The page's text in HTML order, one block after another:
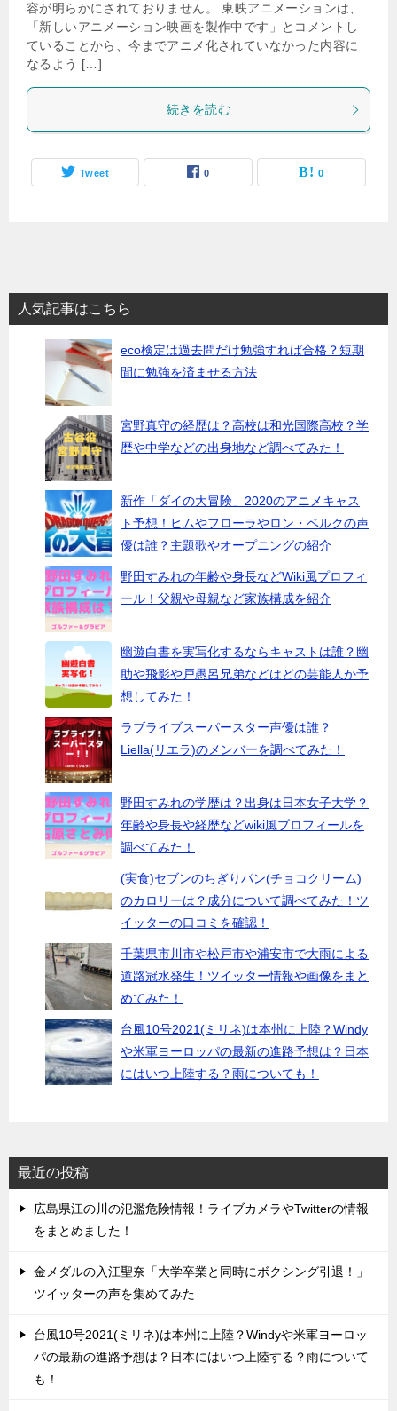
容が明らかにされておりません。 東映アニメーションは、
「新しいアニメーション映画を製作中です」とコメントし
ていることから、今までアニメ化されていなかった内容に
なるよう […]
続きを読む
Tweet 0 0
人気記事はこちら
eco検定は過去問だけ勉強すれば合格？短期
間に勉強を済ませる方法
宮野真守の経歴は？高校は和光国際高校？学
歴や中学などの出身地など調べてみた！
新作「ダイの大冒険」2020のアニメキャス
ト予想！ヒムやフローラやロン・ベルクの声
優は誰？主題歌やオープニングの紹介
野田すみれの年齢や身長などWiki風プロフィ
ール！父親や母親など家族構成を紹介
幽遊白書を実写化するならキャストは誰？幽
助や飛影や戸愚呂兄弟などはどの芸能人か予
想してみた！
ラブライブスーパースター声優は誰？
Liella(リエラ)のメンバーを調べてみた！
野田すみれの学歴は？出身は日本女子大学？
年齢や身長や経歴などwiki風プロフィールを
調べてみた！
(実食)セブンのちぎりパン(チョコクリーム)
のカロリーは？成分について調べてみた！ツ
イッターの口コミを確認！
千葉県市川市や松戸市や浦安市で大雨による
道路冠水発生！ツイッター情報や画像をまと
めてみた！
台風10号2021(ミリネ)は本州に上陸？Windy
や米軍ヨーロッパの最新の進路予想は？日本
にはいつ上陸する？雨についても！
最近の投稿
広島県江の川の氾濫危険情報！ライブカメラやTwitterの情報
をまとめました！
金メダルの入江聖奈「大学卒業と同時にボクシング引退！」
ツイッターの声を集めてみた
台風10号2021(ミリネ)は本州に上陸？Windyや米軍ヨーロッ
パの最新の進路予想は？日本にはいつ上陸する？雨について
も！